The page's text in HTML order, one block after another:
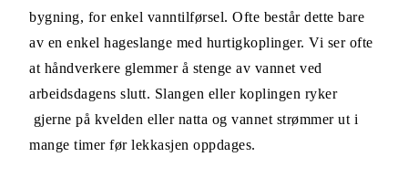
bygning, for enkel vanntilførsel. Ofte består dette bare
av en enkel hageslange med hurtigkoplinger. Vi ser ofte
at håndverkere glemmer å stenge av vannet ved
arbeidsdagens slutt. Slangen eller koplingen ryker
gjerne på kvelden eller natta og vannet strømmer ut i
mange timer før lekkasjen oppdages.